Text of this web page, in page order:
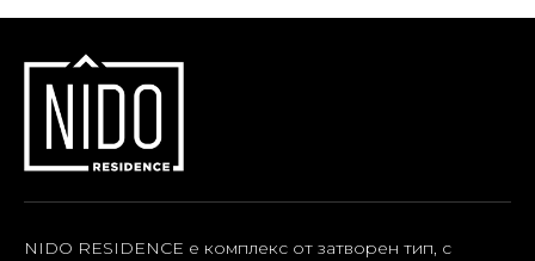
NIDO RESIDENCE е комплекс от затворен тип, с